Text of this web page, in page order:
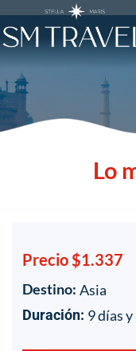
Lo
Precio $1.337
Destino: Asia
Duración: 9 días